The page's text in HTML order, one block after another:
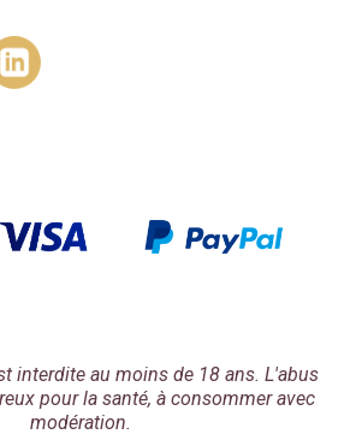
interdite au moins de 18 ans. L'abus
pour la santé, à consommer avec
modération.